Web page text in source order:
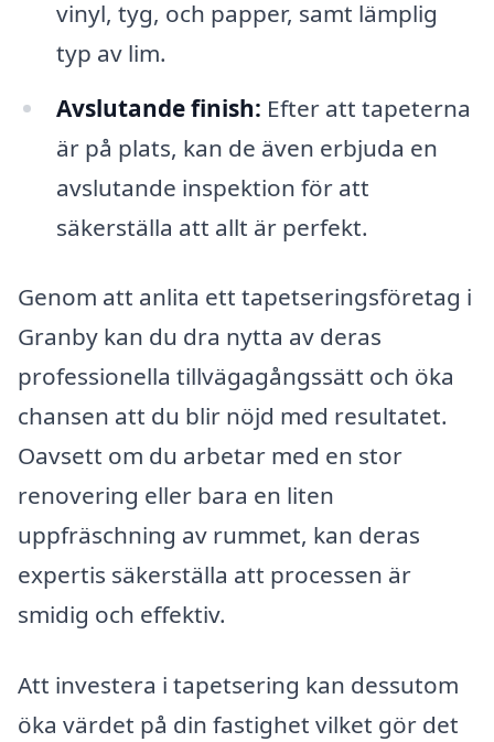
vinyl, tyg, och papper, samt lämplig
typ av lim.
Avslutande finish: Efter att tapeterna
är på plats, kan de även erbjuda en
avslutande inspektion för att
säkerställa att allt är perfekt.
Genom att anlita ett tapetseringsföretag i
Granby kan du dra nytta av deras
professionella tillvägagångssätt och öka
chansen att du blir nöjd med resultatet.
Oavsett om du arbetar med en stor
renovering eller bara en liten
uppfräschning av rummet, kan deras
expertis säkerställa att processen är
smidig och effektiv.
Att investera i tapetsering kan dessutom
öka värdet på din fastighet vilket gör det